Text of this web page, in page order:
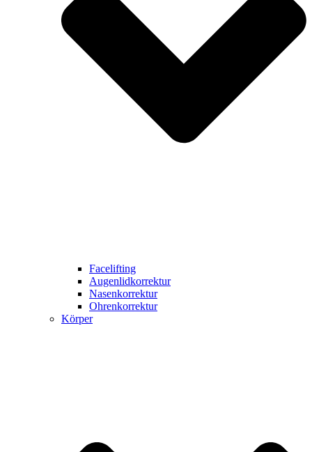
Facelifting
Augenlidkorrektur
Nasenkorrektur
Ohrenkorrektur
Körper